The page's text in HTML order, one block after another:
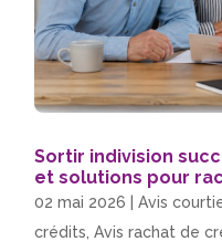
Sortir indivision
et solutions pour
02 mai 2026 |Avis
crédits,Avis rachat de